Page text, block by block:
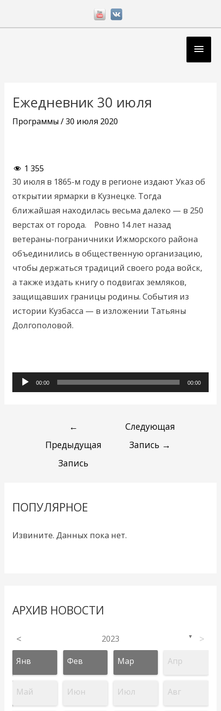
Ежедневник 30 июля
Программы/30 июля 2020
1 355
30 июля в 1865-м году в регионе издают Указ об
открытии ярмарки в Кузнецке. Тогда
ближайшая находилась весьма далеко — в 250
верстах от города. Ровно 14 лет назад
ветераны-пограничники Ижморского района
объединились в общественную организацию,
чтобы держаться традиций своего рода войск,
а также издать книгу о подвигах земляков,
защищавших границы родины. События из
истории Кузбасса — в изложении Татьяны
Долгополовой.
Аудиоплеер
00:00 00:00
записям
←
Предыдущая
Запись
Следующая
Запись →
ПОПУЛЯРНОЕ
Извините. Данных пока нет.
АРХИВ НОВОСТИ
< 2023 ▼ >
Янв Фев Мар Апр
Май Июн Июл Авг